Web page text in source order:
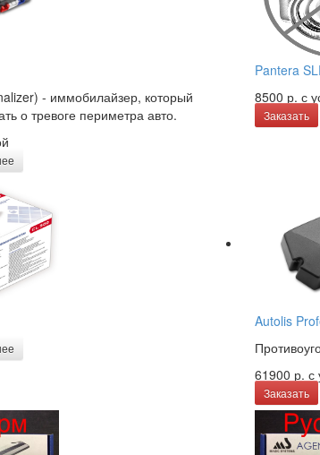
- иммобилайзер, который
о тревоге периметра авто.
Pantera
8500 р. с
Заказать
Autolis
61900 р. с
Заказать